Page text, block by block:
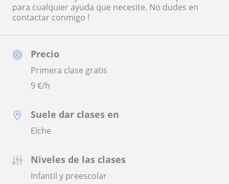
Precio
Primera clase gratis
9€/h
Suele dar clases en
Elche
Niveles de las clases
Infantil y preescolar
para cualquier ayuda que necesite. No dudes en
contactar conmigo !